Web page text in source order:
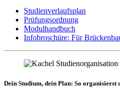
Studienverlaufsplan
Prüfungsordnung
Modulhandbuch
Infobroschüre: Für
Dein Studium, dein Plan: So organisierst